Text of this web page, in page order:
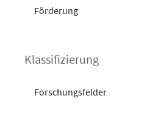
Förderung
Klassifizierung
Forschungsfelder